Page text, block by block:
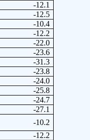
-12.1
-12.5
-10.4
-12.2
-22.0
-23.6
-31.3
-23.8
-24.0
-25.8
-24.7
-27.1
-10.2
-12.2